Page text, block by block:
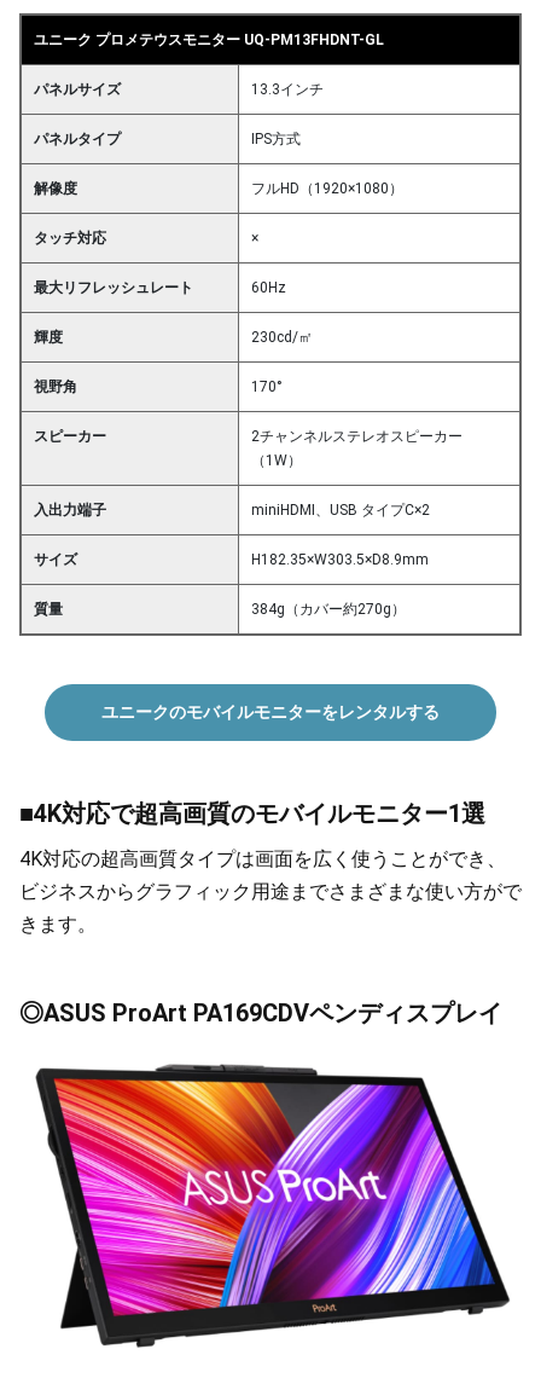
ユニーク プロメテウスモニター UQ-PM13FHDNT-GL
パネルサイズ 13.3インチ
パネルタイプ IPS方式
解像度 フルHD（1920×1080）
タッチ対応 ×
最大リフレッシュレート 60Hz
輝度 230cd/㎡
視野角 170°
スピーカー
2チャンネルステレオスピーカー
（1W）
入出力端子 miniHDMI、USB タイプC×2
サイズ H182.35×W303.5×D8.9mm
質量 384g（カバー約270g）
ユニークのモバイルモニターをレンタルする
■4K対応で超高画質のモバイルモニター1選
4K対応の超高画質タイプは画面を広く使うことができ、
ビジネスからグラフィック用途までさまざまな使い方がで
きます。
◎ASUS ProArt PA169CDVペンディスプレイ